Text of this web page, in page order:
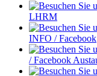
LHRM
INFO / Facebook
/ Facebook